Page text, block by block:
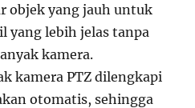
objek yang jauh untuk
yang lebih jelas tanpa
kamera.
kamera PTZ dilengkapi
otomatis, sehingga